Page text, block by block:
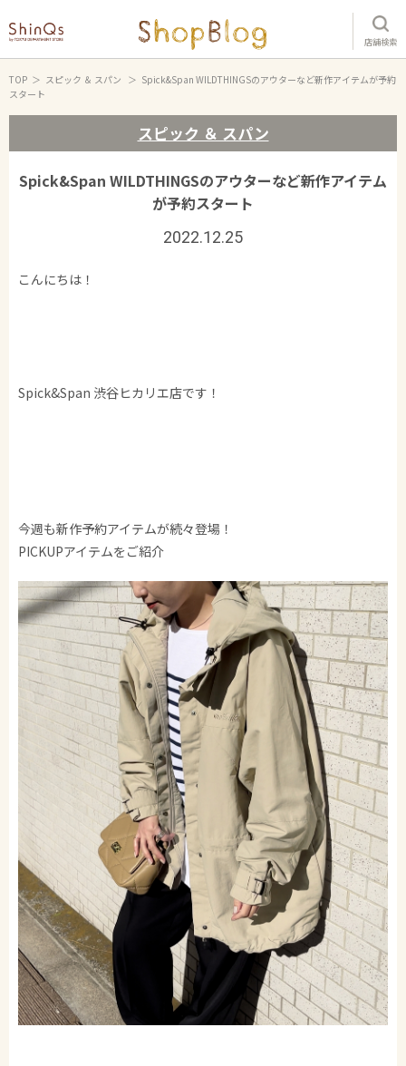
店舗検索
TOP スピック ＆ スパン
Spick&Span WILDTHINGSのアウターなど新作アイテムが予約
スタート
スピック ＆ スパン
Spick&Span WILDTHINGSのアウターなど新作アイテム
が予約スタート
2022.12.25
こんにちは！
Spick&Span 渋谷ヒカリエ店です！
今週も新作予約アイテムが続々登場！
PICKUPアイテムをご紹介